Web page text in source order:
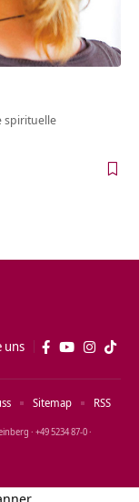
spirituelle
uns
· +49 5234 87‑0 ·
Sitemap RSS